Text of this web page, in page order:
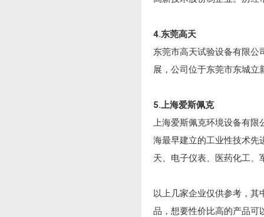
4.东莞高天
东莞市高天试验设备有限公
展，公司位于东莞市东城立
5.上海爱斯佩克
上海爱斯佩克环境设备有限
海最早建立的工业性技术先
天、电子仪表、医药化工、
以上几家企业仅供参考，其
品，想要性价比高的产品可